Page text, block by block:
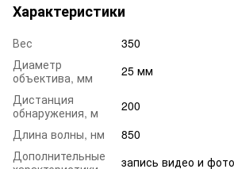
Характеристики
Вес
350
Диаметр
объектива, мм
25 мм
Дистанция
обнаружения, м
200
Длина волны, нм
850
Дополнительные
запись видео и